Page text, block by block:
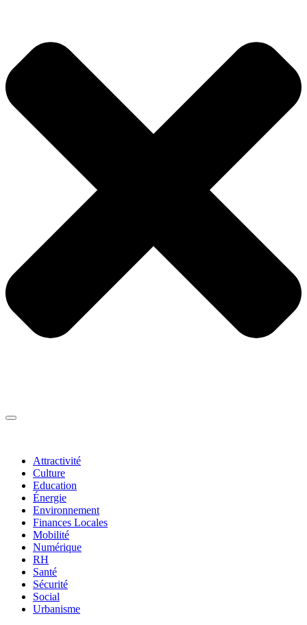
Attractivité
Culture
Education
Énergie
Environnement
Finances Locales
Mobilité
Numérique
RH
Santé
Sécurité
Social
Urbanisme